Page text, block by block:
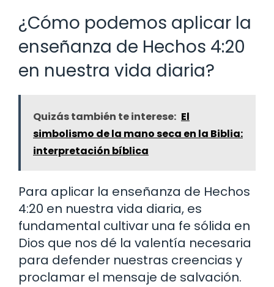
¿Cómo podemos aplicar la
enseñanza de Hechos 4:20
en nuestra vida diaria?
Quizás también te interese: El
simbolismo de la mano seca en la Biblia:
interpretación bíblica
Para aplicar la enseñanza de Hechos
4:20 en nuestra vida diaria, es
fundamental cultivar una fe sólida en
Dios que nos dé la valentía necesaria
para defender nuestras creencias y
proclamar el mensaje de salvación.